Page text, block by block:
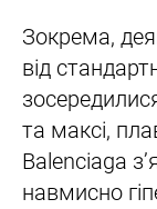
Зокрема,
від
та максі,
Balenciaga
навмисно